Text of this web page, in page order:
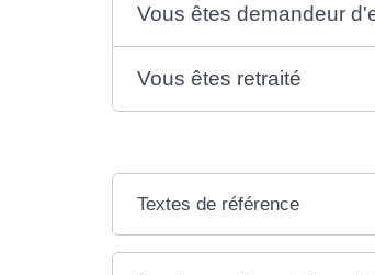
Vous êtes demandeur
Vous êtes retraité
Textes de référence